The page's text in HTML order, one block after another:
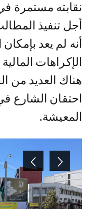
نقابته مستمرة
أجل تنفيذ
أنه لم يعد
الإكراهات
هناك العديد من
احتقان الشارع
المعيشة.